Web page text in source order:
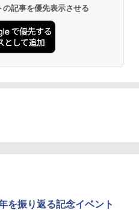
3 (ジャンプコミックス)
写真集 「あおいままで。」
真集「あんな」
記事を優先表示させる
を振り返る記念イベント